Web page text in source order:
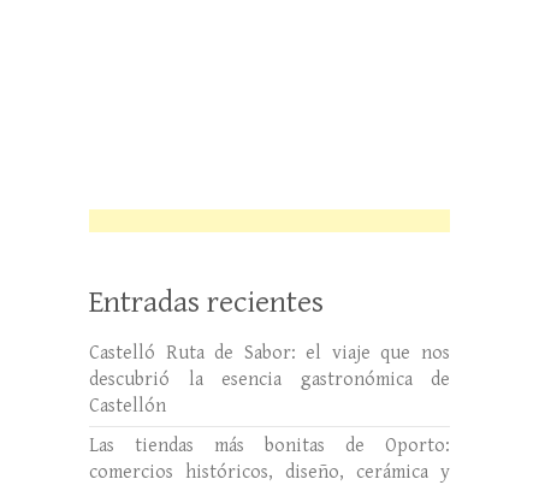
Entradas recientes
Castelló Ruta de Sabor: el viaje que nos
descubrió la esencia gastronómica de
Castellón
Las tiendas más bonitas de Oporto:
comercios históricos, diseño, cerámica y